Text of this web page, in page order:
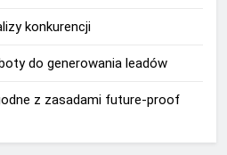
konkurencji
do generowania leadów
z zasadami future-proof